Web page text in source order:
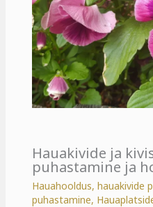
Hauakivide ja
puhastamine ja
Hauahooldus, hauakivide
puhastamine,